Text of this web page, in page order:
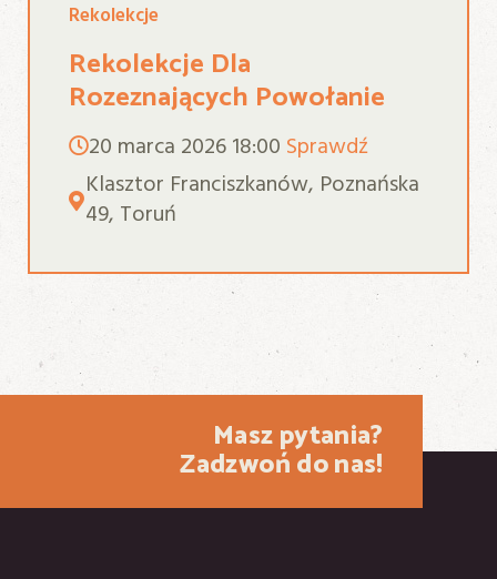
Rekolekcje
Rekolekcje Dla
Rozeznających Powołanie
20 marca 202618:00 Sprawdź
Klasztor Franciszkanów, Poznańska
49, Toruń
Masz pytania?
Zadzwoń do nas!